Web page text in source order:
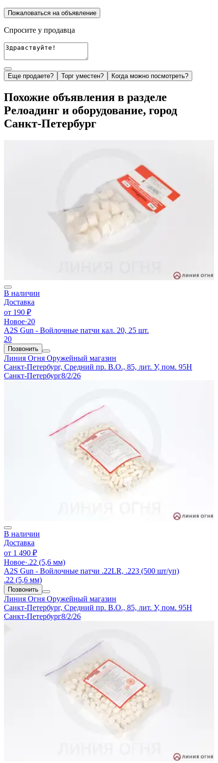
Пожаловаться на объявление
Спросите у продавца
Еще продаете? Торг уместен? Когда можно посмотреть?
Похожие объявления в разделе
Релоадинг и оборудование, город
Санкт-Петербург
В наличии
Доставка
от 190 ₽
Новое·20
A2S Gun - Войлочные патчи кал. 20, 25 шт.
20
Позвонить
Линия Огня Оружейный магазин
Санкт-Петербург, Средний пр. В.О., 85, лит. У, пом. 95Н
Санкт-Петербург8/2/26
В наличии
Доставка
от 1 490 ₽
Новое·.22 (5,6 мм)
A2S Gun - Войлочные патчи .22LR, .223 (500 шт/уп)
.22 (5,6 мм)
Позвонить
Линия Огня Оружейный магазин
Санкт-Петербург, Средний пр. В.О., 85, лит. У, пом. 95Н
Санкт-Петербург8/2/26